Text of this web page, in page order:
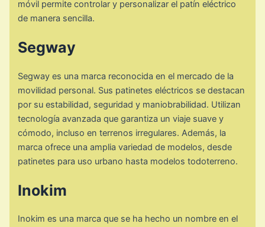
móvil permite controlar y personalizar el patín eléctrico
de manera sencilla.
Segway
Segway es una marca reconocida en el mercado de la
movilidad personal. Sus patinetes eléctricos se destacan
por su estabilidad, seguridad y maniobrabilidad. Utilizan
tecnología avanzada que garantiza un viaje suave y
cómodo, incluso en terrenos irregulares. Además, la
marca ofrece una amplia variedad de modelos, desde
patinetes para uso urbano hasta modelos todoterreno.
Inokim
Inokim es una marca que se ha hecho un nombre en el